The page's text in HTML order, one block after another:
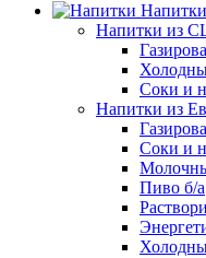
Напитки
Напитки из
Соки и
Напитки из
Соки и
Пиво б/а